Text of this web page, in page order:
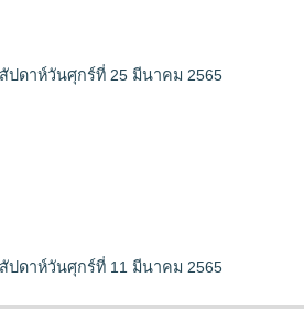
ปดาห์วันศุกร์ที่ 25 มีนาคม 2565
ปดาห์วันศุกร์ที่ 11 มีนาคม 2565